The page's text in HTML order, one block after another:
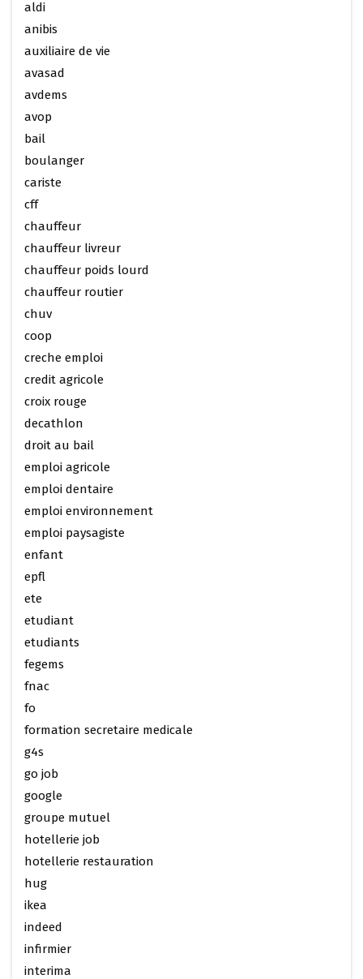
aldi
anibis
auxiliaire de vie
avasad
avdems
avop
bail
boulanger
cariste
cff
chauffeur
chauffeur livreur
chauffeur poids lourd
chauffeur routier
chuv
coop
creche emploi
credit agricole
croix rouge
decathlon
droit au bail
emploi agricole
emploi dentaire
emploi environnement
emploi paysagiste
enfant
epfl
ete
etudiant
etudiants
fegems
fnac
fo
formation secretaire medicale
g4s
go job
google
groupe mutuel
hotellerie job
hotellerie restauration
hug
ikea
indeed
infirmier
interima